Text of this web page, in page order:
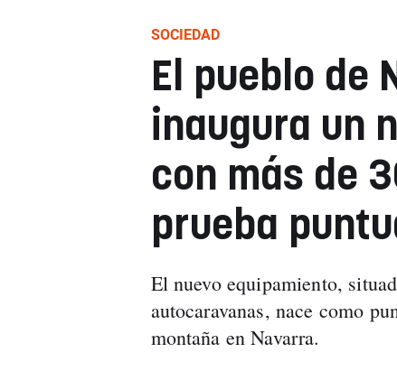
SOCIEDAD
El pueblo de
inaugura un
con más de
prueba
El nuevo equipamiento,
autocaravanas, nace como
montaña en Navarra.